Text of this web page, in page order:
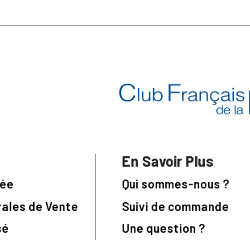
de Vente
En Savoir Plus
Qui sommes-nous ?
Suivi de commande
Une question ?